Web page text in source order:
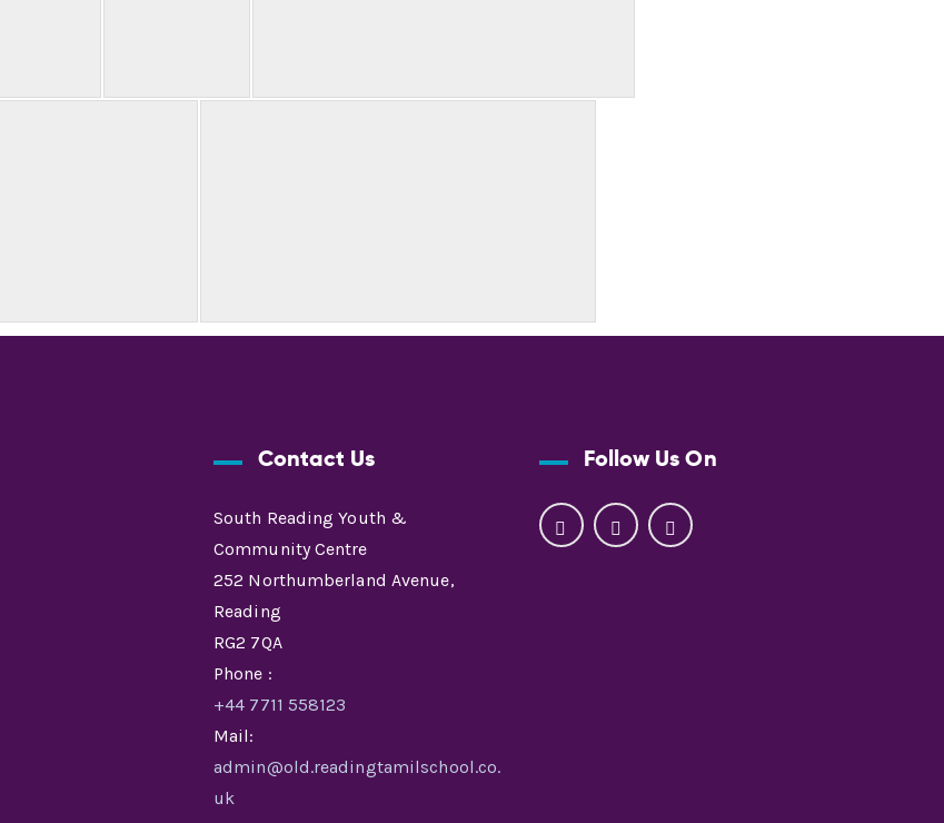
Contact Us
South Reading Youth &
Community Centre
252 Northumberland Avenue,
Reading
RG2 7QA
Phone :
+44 7711 558123
Mail:
admin@old.readingtamilschool.co.
uk
Follow Us On